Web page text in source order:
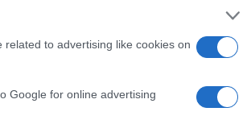
to advertising like cookies on
Google for online advertising